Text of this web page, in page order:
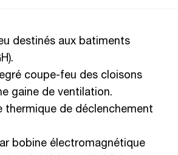
destinés aux batiments
coupe-feu des cloisons
gaine de ventilation.
thermique de déclenchement
bobine électromagnétique